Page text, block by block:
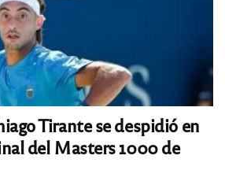
Tirante se despidió en
del Masters 1000 de